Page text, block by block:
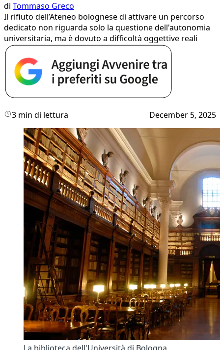
di Tommaso Greco
Il rifiuto dell’Ateneo bolognese di attivare un percorso
dedicato non riguarda solo la questione dell'autonomia
universitaria, ma è dovuto a difficoltà oggettive reali
3 min di lettura December 5, 2025